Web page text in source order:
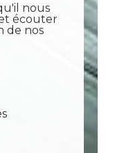
nous
écouter
de nos